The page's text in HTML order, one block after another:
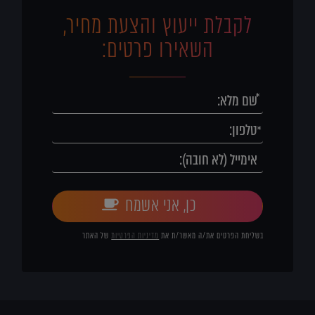
לקבלת ייעוץ והצעת מחיר,
השאירו פרטים:
כן, אני אשמח
בשליחת הפרטים את/ה מאשר/ת את מדיניות הפרטיותשל האתר